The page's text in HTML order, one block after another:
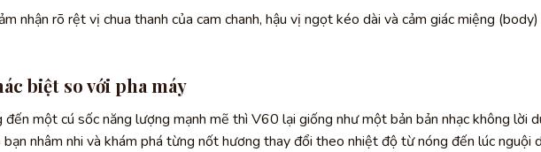
nhận rõ rệt vị chua thanh của cam chanh, hậu vị ngọt kéo dài và cảm giác miệng
biệt so với pha máy
một cú sốc năng lượng mạnh mẽ thì V60 lại giống như một bản bản nhạc không lời
nhâm nhi và khám phá từng nốt hương thay đổi theo nhiệt độ từ nóng đến lúc nguội